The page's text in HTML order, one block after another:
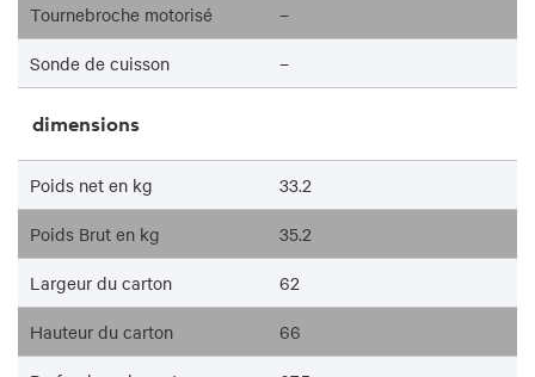
Tournebroche motorisé –
Sonde de cuisson –
dimensions
Poids net en kg 33.2
Poids Brut en kg 35.2
Largeur du carton 62
Hauteur du carton 66